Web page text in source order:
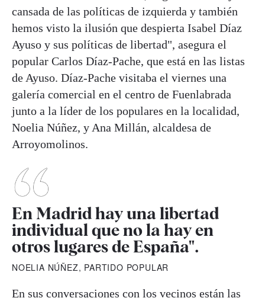
cansada de las políticas de izquierda y también
hemos visto la ilusión que despierta Isabel Díaz
Ayuso y sus políticas de libertad", asegura el
popular Carlos Díaz-Pache, que está en las listas
de Ayuso. Díaz-Pache visitaba el viernes una
galería comercial en el centro de Fuenlabrada
junto a la líder de los populares en la localidad,
Noelia Núñez, y Ana Millán, alcaldesa de
Arroyomolinos.
En Madrid hay una libertad
individual que no la hay en
otros lugares de España".
NOELIA NÚÑEZ, PARTIDO POPULAR
En sus conversaciones con los vecinos están las